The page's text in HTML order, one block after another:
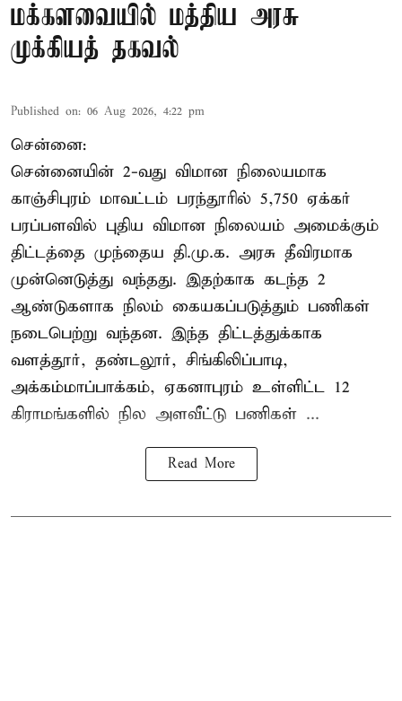
மக்களவையில் மத்திய அரசு
முக்கியத் தகவல்
Published on: 06 Aug 2026, 4:22 pm
சென்னை:
சென்னையின் 2-வது விமான நிலையமாக
காஞ்சிபுரம் மாவட்டம் பரந்தூரில் 5,750 ஏக்கர்
பரப்பளவில் புதிய விமான நிலையம் அமைக்கும்
திட்டத்தை முந்தைய தி.மு.க. அரசு தீவிரமாக
முன்னெடுத்து வந்தது. இதற்காக கடந்த 2
ஆண்டுகளாக நிலம் கையகப்படுத்தும் பணிகள்
நடைபெற்று வந்தன. இந்த திட்டத்துக்காக
வளத்தூர், தண்டலூர், சிங்கிலிப்பாடி,
அக்கம்மாப்பாக்கம், ஏகனாபுரம் உள்ளிட்ட 12
கிராமங்களில் நில அளவீட்டு பணிகள் ...
Read More